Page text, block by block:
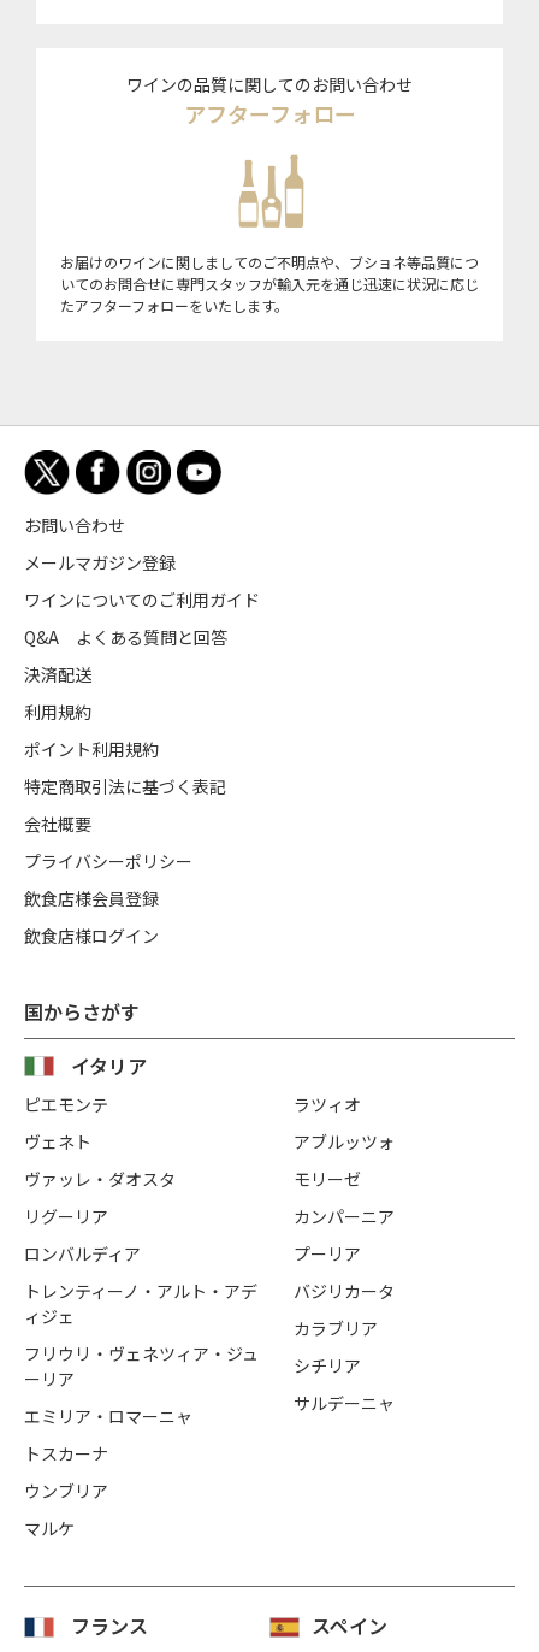
ワインの品質に関してのお問い合わせ
アフターフォロー
お届けのワインに関しましてのご不明点や、ブショネ等品質につ
いてのお問合せに専門スタッフが輸入元を通じ迅速に状況に応じ
たアフターフォローをいたします。
国からさがす
イタリア
ピエモンテ
ヴェネト
ヴァッレ・ダオスタ
リグーリア
ロンバルディア
トレンティーノ・アルト・アデ
ィジェ
フリウリ・ヴェネツィア・ジュ
ーリア
エミリア・ロマーニャ
トスカーナ
ウンブリア
マルケ
ラツィオ
アブルッツォ
モリーゼ
カンパーニア
プーリア
バジリカータ
カラブリア
シチリア
サルデーニャ
フランス
スペイン
お問い合わせ
メールマガジン登録
ワインについてのご利用ガイド
Q&A よくある質問と回答
決済配送
利用規約
ポイント利用規約
特定商取引法に基づく表記
会社概要
プライバシーポリシー
飲食店様会員登録
飲食店様ログイン